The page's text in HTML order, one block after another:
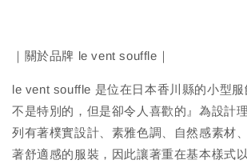
｜關於品牌 le vent souffle｜
le vent souffle 是位在日本香川縣的小型
不是特別的，但是卻令人喜歡的』為設計
列有著樸實設計、素雅色調、自然感素材
著舒適感的服裝，因此讓著重在基本樣式